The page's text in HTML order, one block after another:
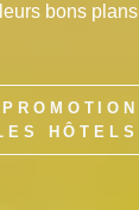
bons plans
HÔTELS